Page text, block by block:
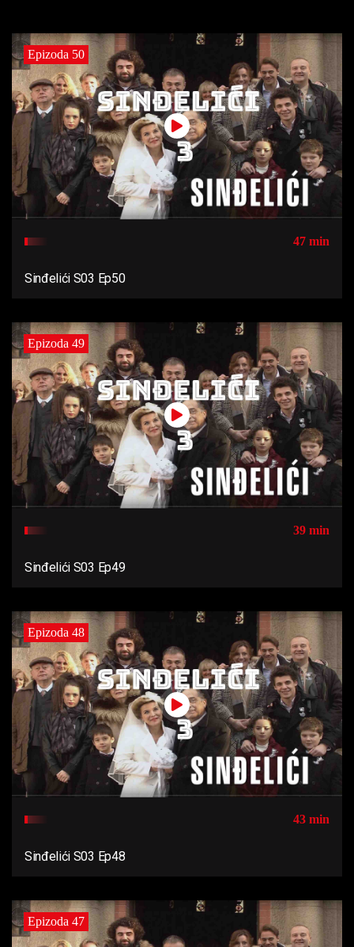
Epizoda 50
47 min
Sinđelići S03 Ep50
Epizoda 49
39 min
Sinđelići S03 Ep49
Epizoda 48
43 min
Sinđelići S03 Ep48
Epizoda 47